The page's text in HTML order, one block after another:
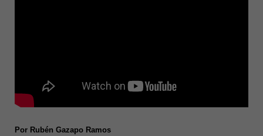
Por Rubén Gazapo Ramos